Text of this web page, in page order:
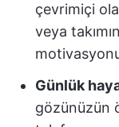
çevrimiçi
veya
Günlük
gözünüzün